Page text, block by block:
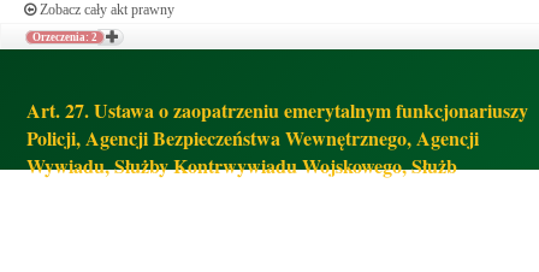
Zobacz cały akt prawny
Orzeczenia: 2
Art. 27. Ustawa o zaopatrzeniu emerytalnym funkcjonariuszy
Policji, Agencji Bezpieczeństwa Wewnętrznego, Agencji
Wywiadu, Służby Kontrwywiadu Wojskowego, Służb